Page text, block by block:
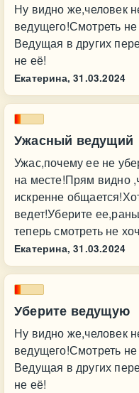
Ну видно же,человек
ведущего!Смотреть не
Ведущая в других
не её!
Екатерина, 31.03.2024
Ужасный ведущий
Ужас,почему ее не
на месте!Прям видно
искренне
ведет!Уберите
теперь смотреть не
Екатерина, 31.03.2024
Уберите ведущую
Ну видно же,человек
ведущего!Смотреть не
Ведущая в других
не её!